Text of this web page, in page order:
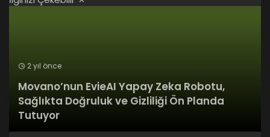
2 yıl önce
Movano’nun EvieAI Yapay Zeka Robotu,
Sağlıkta Doğruluk ve Gizliliği Ön Planda
Tutuyor